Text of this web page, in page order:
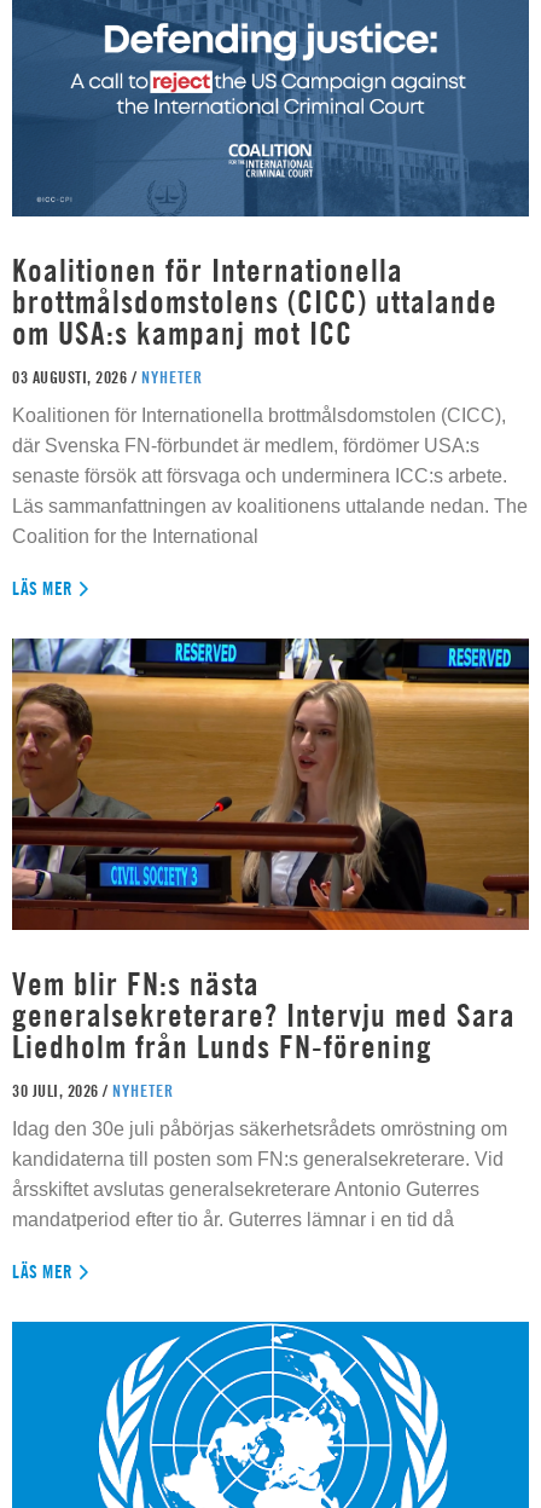
Koalitionen för Internationella
brottmålsdomstolens (CICC) uttalande
om USA:s kampanj mot ICC
03 AUGUSTI, 2026 / NYHETER
Koalitionen för Internationella brottmålsdomstolen (CICC),
där Svenska FN-förbundet är medlem, fördömer USA:s
senaste försök att försvaga och underminera ICC:s arbete.
Läs sammanfattningen av koalitionens uttalande nedan. The
Coalition for the International
LÄS MER
Vem blir FN:s nästa
generalsekreterare? Intervju med Sara
Liedholm från Lunds FN-förening
30 JULI, 2026 / NYHETER
Idag den 30e juli påbörjas säkerhetsrådets omröstning om
kandidaterna till posten som FN:s generalsekreterare. Vid
årsskiftet avslutas generalsekreterare Antonio Guterres
mandatperiod efter tio år. Guterres lämnar i en tid då
LÄS MER